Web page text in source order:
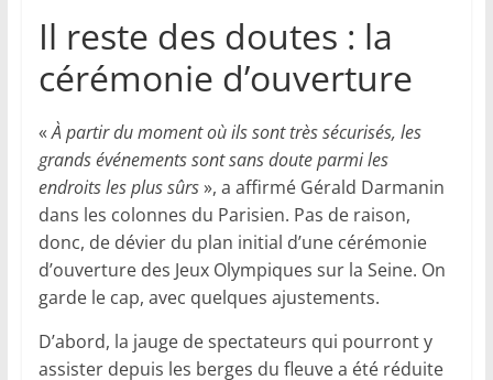
Il reste des doutes : la
cérémonie d’ouverture
«À partir du moment où ils sont très sécurisés, les
grands événements sont sans doute parmi les
endroits les plus sûrs», a affirmé Gérald Darmanin
dans les colonnes du Parisien. Pas de raison,
donc, de dévier du plan initial d’une cérémonie
d’ouverture des Jeux Olympiques sur la Seine. On
garde le cap, avec quelques ajustements.
D’abord, la jauge de spectateurs qui pourront y
assister depuis les berges du fleuve a été réduite